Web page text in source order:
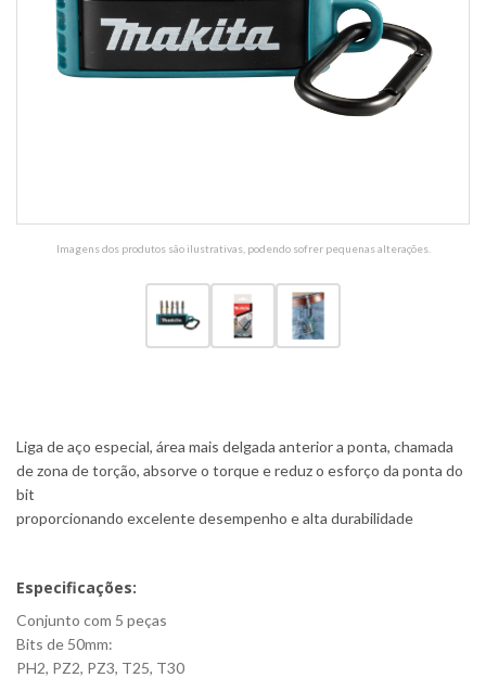
Imagens dos produtos são ilustrativas, podendo sofrer pequenas alterações.
Liga de aço especial, área mais delgada anterior a ponta, chamada
de zona de torção, absorve o torque e reduz o esforço da ponta do
bit
proporcionando excelente desempenho e alta durabilidade
Especificações:
Conjunto com 5 peças
Bits de 50mm:
PH2, PZ2, PZ3, T25, T30